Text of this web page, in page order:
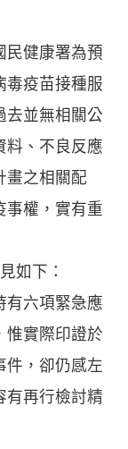
民健康署為預
毒疫苗接種服
去並無相關公
料、不良反應
畫之相關配
事權，實有重
如下：
有六項緊急應
惟實際印證於
件，卻仍感左
有再行檢討精